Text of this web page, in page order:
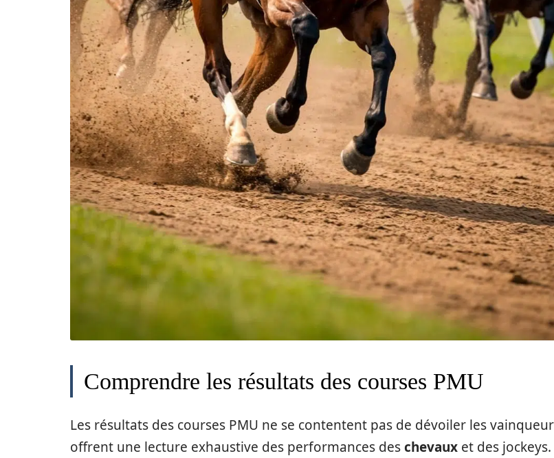
Comprendre les résultats des courses PMU
Les résultats des courses PMU ne se contentent pas de dévoiler les
offrent une lecture exhaustive des performances deschevaux et des jockeys.